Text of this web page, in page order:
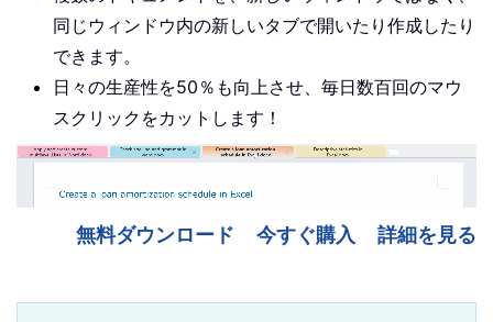
同じウィンドウ内の新しいタブで開いたり作成したり
できます。
日々の生産性を50％も向上させ、毎日数百回のマウ
スクリックをカットします！
無料ダウンロード 今すぐ購入 詳細を見る